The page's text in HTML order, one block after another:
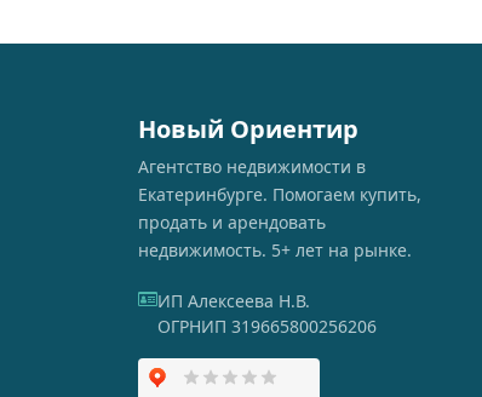
Новый Ориентир
Агентство недвижимости в
Екатеринбурге. Помогаем купить,
продать и арендовать
недвижимость. 5+ лет на рынке.
ИП Алексеева Н.В.
ОГРНИП 319665800256206